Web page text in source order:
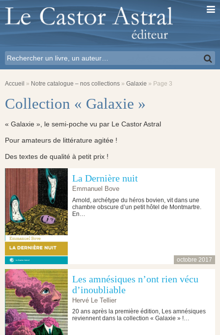
Accueil » Notre catalogue – nos collections » Galaxie » Page 3
Collection « Galaxie »
« Galaxie », le semi-poche vu par Le Castor Astral
Pour amateurs de littérature agitée !
Des textes de qualité à petit prix !
La Dernière nuit
Emmanuel Bove
Arnold, archétype du héros bovien, vit dans une
chambre obscure d’un petit hôtel de Montmartre.
En…
octobre 2017
Les amnésiques n’ont rien vécu
d’inoubliable
Hervé Le Tellier
20 ans après la première édition, Les amnésiques
reviennent dans la collection « Galaxie » !…